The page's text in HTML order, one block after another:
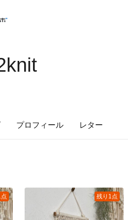
プロフィール レター
残り1点